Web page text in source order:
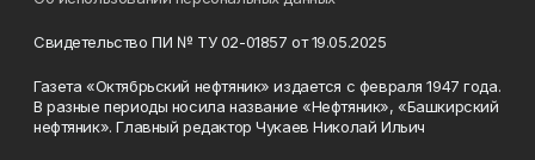
Свидетельство ПИ № ТУ 02-01857 от 19.05.2025
Газета «Октябрьский нефтяник» издается с февраля 1947 года.
В разные периоды носила название «Нефтяник», «Башкирский
нефтяник». Главный редактор Чукаев Николай Ильич